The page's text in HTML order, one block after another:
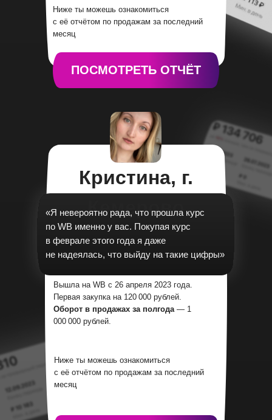
Ниже ты можешь ознакомиться
с её отчётом по продажам за последний
месяц
ПОСМОТРЕТЬ ОТЧЁТ
Кристина, г.
Кемерово
«Я невероятно рада, что прошла курс
по WB именно у вас. Покупая курс
в феврале этого года я даже
не надеялась, что выйду на такие цифры»
Вышла на WB с 26 апреля 2023 года.
Первая закупка на 120 000 рублей.
Оборот в продажах за полгода— 1
000 000 рублей.
Ниже ты можешь ознакомиться
с её отчётом по продажам за последний
месяц